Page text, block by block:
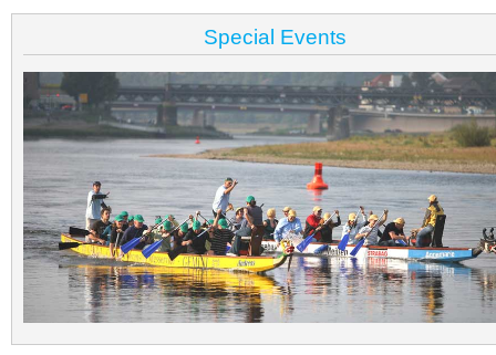
Special Events